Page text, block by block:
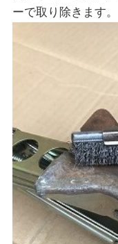
ーで取り除きます。